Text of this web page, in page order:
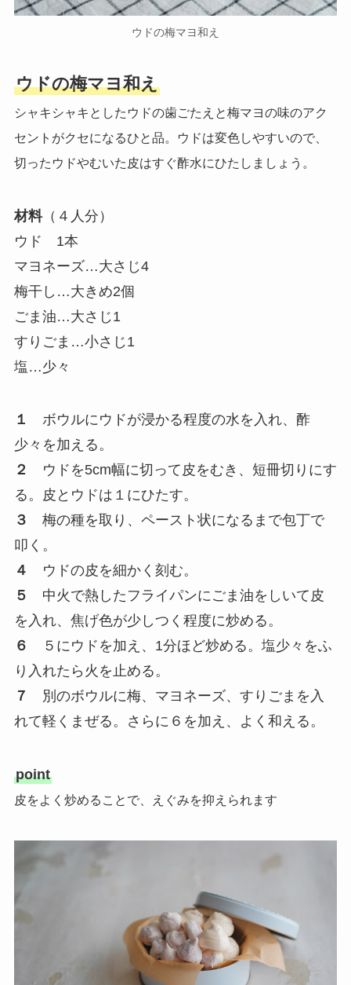
ウドの梅マヨ和え
ウドの梅マヨ和え
シャキシャキとしたウドの歯ごたえと梅マヨの味のアク
セントがクセになるひと品。ウドは変色しやすいので、
切ったウドやむいた皮はすぐ酢水にひたしましょう。
材料（４人分）
ウド 1本
マヨネーズ…大さじ4
梅干し…大きめ2個
ごま油…大さじ1
すりごま…小さじ1
塩…少々
１
ボウルにウドが浸かる程度の水を入れ、酢
少々を加える。
２
ウドを5cm幅に切って皮をむき、短冊切りにす
る。皮とウドは１にひたす。
３
梅の種を取り、ペースト状になるまで包丁で
叩く。
４
ウドの皮を細かく刻む。
５
中火で熱したフライパンにごま油をしいて皮
を入れ、焦げ色が少しつく程度に炒める。
６
５にウドを加え、1分ほど炒める。塩少々をふ
り入れたら火を止める。
７
別のボウルに梅、マヨネーズ、すりごまを入
れて軽くまぜる。さらに６を加え、よく和える。
point
皮をよく炒めることで、えぐみを抑えられます